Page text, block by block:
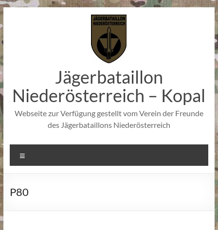
Zum
springen
Jägerbataillon
Niederösterreich – Kopal
Webseite zur Verfügung gestellt vom Verein der Freunde
des Jägerbataillons Niederösterreich
P80